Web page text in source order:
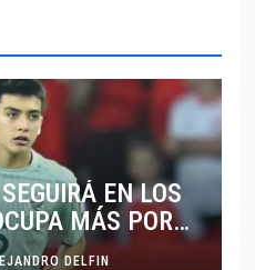
EN LOS
MÁS POR
DELFIN